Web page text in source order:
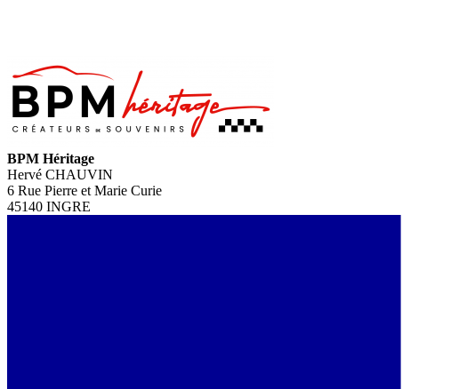
BPM Héritage
Hervé CHAUVIN
6 Rue Pierre et Marie Curie
45140 INGRE